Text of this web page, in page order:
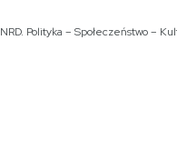
NRD. Polityka – Społeczeństwo –